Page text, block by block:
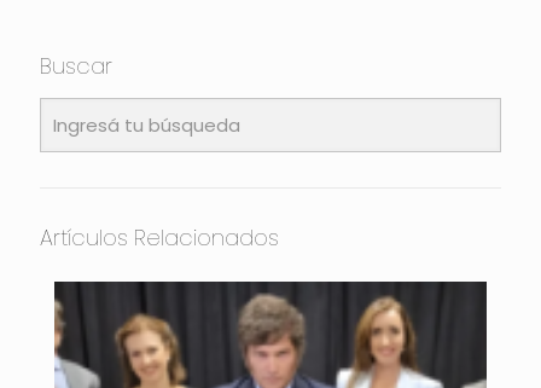
Buscar
Artículos Relacionados